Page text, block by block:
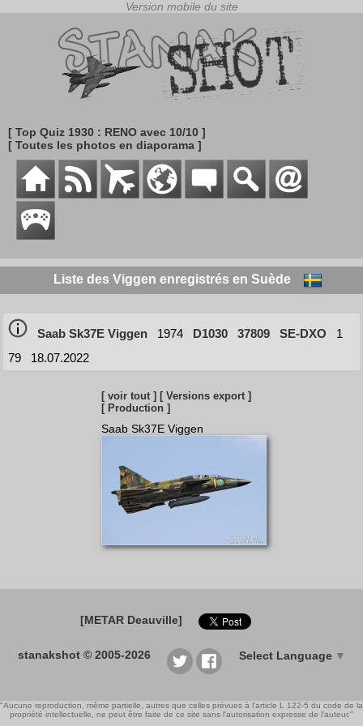
[ Top Quiz 1930 : RENO avec 10/10 ]
[ Toutes les photos en diaporama ]
Liste des Viggen enregistrés en Suède
Saab Sk37E Viggen 1974 D1030 37809 SE-DXO
1
79
18.07.2022
[ voir tout ] [ Versions export ]
[ Production ]
Saab Sk37E Viggen
[METAR Deauville]
stanakshot © 2005-2026 Select Language ▼
"Aucune reproduction, même partielle, autres que celles prévues à l'article L 122-5 du code de la
propriété intellectuelle, ne peut être faite de ce site sans l'autorisation expresse de l'auteur."